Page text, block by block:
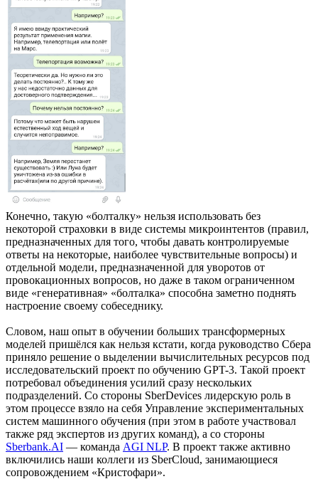
Конечно, такую «болталку» нельзя использовать без
некоторой страховки в виде системы микроинтентов (правил,
предназначенных для того, чтобы давать контролируемые
ответы на некоторые, наиболее чувствительные вопросы) и
отдельной модели, предназначенной для уворотов от
провокационных вопросов, но даже в таком ограниченном
виде «генеративная» «болталка» способна заметно поднять
настроение своему собеседнику.
Словом, наш опыт в обучении больших трансформерных
моделей пришёлся как нельзя кстати, когда руководство Сбера
приняло решение о выделении вычислительных ресурсов под
исследовательский проект по обучению GPT-3. Такой проект
потребовал объединения усилий сразу нескольких
подразделений. Со стороны SberDevices лидерскую роль в
этом процессе взяло на себя Управление экспериментальных
систем машинного обучения (при этом в работе участвовал
также ряд экспертов из других команд), а со стороны
Sberbank.AI — команда AGI NLP. В проект также активно
включились наши коллеги из SberCloud, занимающиеся
сопровождением «Кристофари».